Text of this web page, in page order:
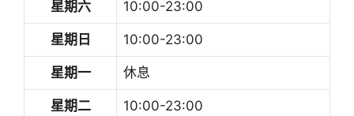
星期六 10:00-23:00
星期日 10:00-23:00
星期一 休息
星期二 10:00-23:00